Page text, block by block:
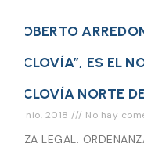
“ROBERTO
CICLOVÍA”, ES EL
CICLOVÍA NORTE
9 junio, 2018 No hay
PIEZA LEGAL: